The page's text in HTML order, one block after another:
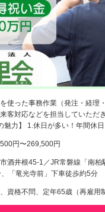
使った事務作業（発注・経理
客対応などを担当していただ
魅力】 1.休日が多い！年間休
円〜269,500円
酒井根45-1／JR常磐線「南柏
「竜光寺前」下車徒歩約5分
資格不問、定年65歳（再雇用